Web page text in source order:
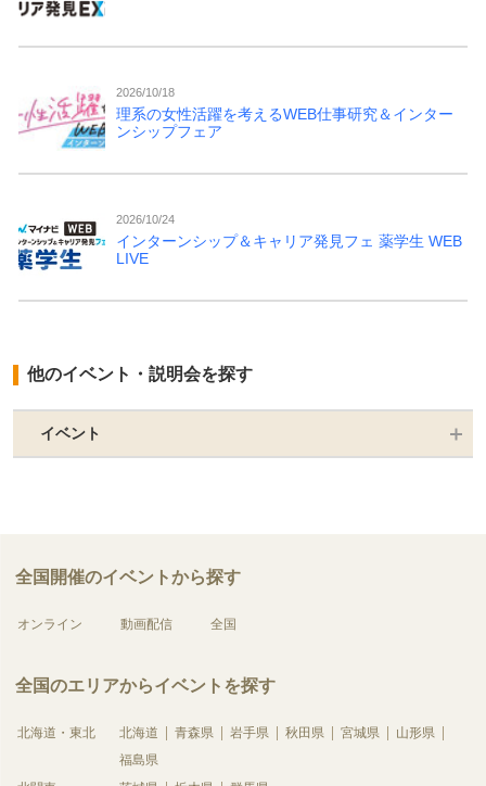
2026/10/18
理系の女性活躍を考えるWEB仕事研究＆インター
ンシップフェア
2026/10/24
インターンシップ＆キャリア発見フェ 薬学生 WEB
LIVE
他のイベント・説明会を探す
イベント
全国開催のイベントから探す
オンライン 動画配信 全国
全国のエリアからイベントを探す
北海道・東北 北海道 青森県 岩手県 秋田県 宮城県
山形県
福島県